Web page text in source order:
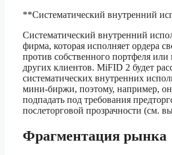
**Систематический внутренний
Систематический внутренний
фирма, которая исполняет ордера
против собственного портфеля или
других клиентов. MiFID 2 будет
систематических внутренних
мини-биржи, поэтому, например,
подпадать под требования
послеторговой прозрачности (см.
Фрагментация рынка